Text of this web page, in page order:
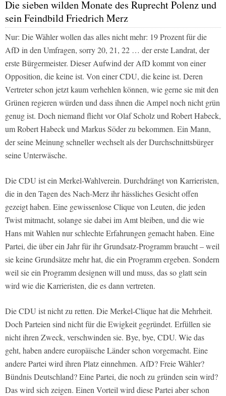
Die sieben wilden Monate des Ruprecht Polenz und
sein Feindbild Friedrich Merz
Nur: Die Wähler wollen das alles nicht mehr: 19 Prozent für die
AfD in den Umfragen, sorry 20, 21, 22 … der erste Landrat, der
erste Bürgermeister. Dieser Aufwind der AfD kommt von einer
Opposition, die keine ist. Von einer CDU, die keine ist. Deren
Vertreter schon jetzt kaum verhehlen können, wie gerne sie mit den
Grünen regieren würden und dass ihnen die Ampel noch nicht grün
genug ist. Doch niemand flieht vor Olaf Scholz und Robert Habeck,
um Robert Habeck und Markus Söder zu bekommen. Ein Mann,
der seine Meinung schneller wechselt als der Durchschnittsbürger
seine Unterwäsche.
Die CDU ist ein Merkel-Wahlverein. Durchdrängt von Karrieristen,
die in den Tagen des Nach-Merz ihr hässliches Gesicht offen
gezeigt haben. Eine gewissenlose Clique von Leuten, die jeden
Twist mitmacht, solange sie dabei im Amt bleiben, und die wie
Hans mit Wahlen nur schlechte Erfahrungen gemacht haben. Eine
Partei, die über ein Jahr für ihr Grundsatz-Programm braucht – weil
sie keine Grundsätze mehr hat, die ein Programm ergeben. Sondern
weil sie ein Programm designen will und muss, das so glatt sein
wird wie die Karrieristen, die es dann vertreten.
Die CDU ist nicht zu retten. Die Merkel-Clique hat die Mehrheit.
Doch Parteien sind nicht für die Ewigkeit gegründet. Erfüllen sie
nicht ihren Zweck, verschwinden sie. Bye, bye, CDU. Wie das
geht, haben andere europäische Länder schon vorgemacht. Eine
andere Partei wird ihren Platz einnehmen. AfD? Freie Wähler?
Bündnis Deutschland? Eine Partei, die noch zu gründen sein wird?
Das wird sich zeigen. Einen Vorteil wird diese Partei aber schon